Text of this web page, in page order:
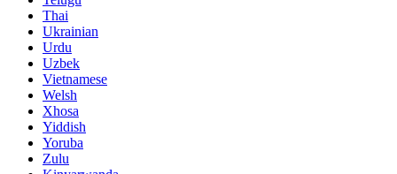
Thai
Ukrainian
Urdu
Uzbek
Vietnamese
Welsh
Xhosa
Yiddish
Yoruba
Zulu